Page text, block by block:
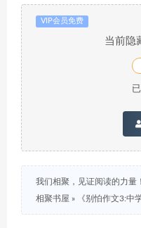
VIP会员免费
当前隐
我们相聚，见证阅读的力量！
相聚书屋 » 《别怕作文3:中